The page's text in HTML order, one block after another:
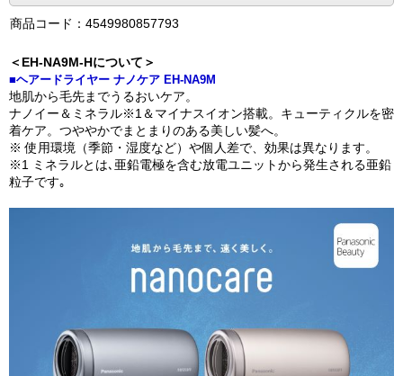
商品コード：4549980857793
＜EH-NA9M-Hについて＞
■ヘアードライヤー ナノケア EH-NA9M
地肌から毛先までうるおいケア。
ナノイー＆ミネラル※1＆マイナスイオン搭載。キューティクルを密
着ケア。つややかでまとまりのある美しい髪へ。
※ 使用環境（季節・湿度など）や個人差で、効果は異なります。
※1 ミネラルとは､亜鉛電極を含む放電ユニットから発生される亜鉛
粒子です｡